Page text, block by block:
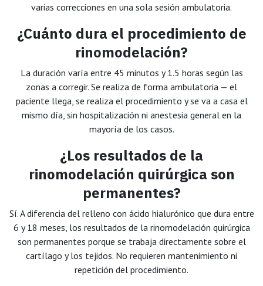
varias correcciones en una sola sesión ambulatoria.
¿Cuánto dura el procedimiento de
rinomodelación?
La duración varía entre 45 minutos y 1.5 horas según las
zonas a corregir. Se realiza de forma ambulatoria — el
paciente llega, se realiza el procedimiento y se va a casa el
mismo día, sin hospitalización ni anestesia general en la
mayoría de los casos.
¿Los resultados de la
rinomodelación quirúrgica son
permanentes?
Sí. A diferencia del relleno con ácido hialurónico que dura entre
6 y 18 meses, los resultados de la rinomodelación quirúrgica
son permanentes porque se trabaja directamente sobre el
cartílago y los tejidos. No requieren mantenimiento ni
repetición del procedimiento.